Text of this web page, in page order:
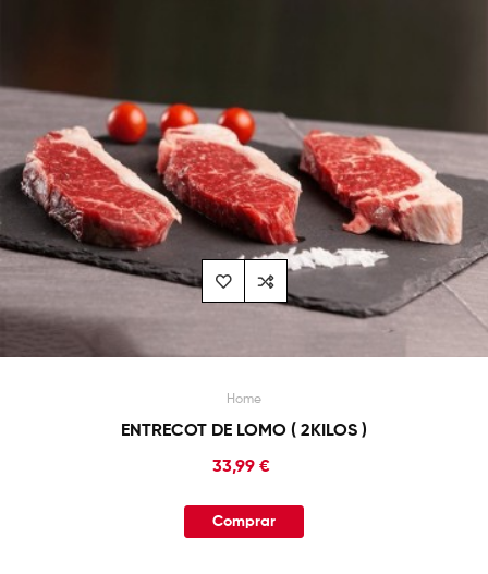
FILETE DE PRIMERA A ( 2KILOS )
Precio
29,99 €
Comprar